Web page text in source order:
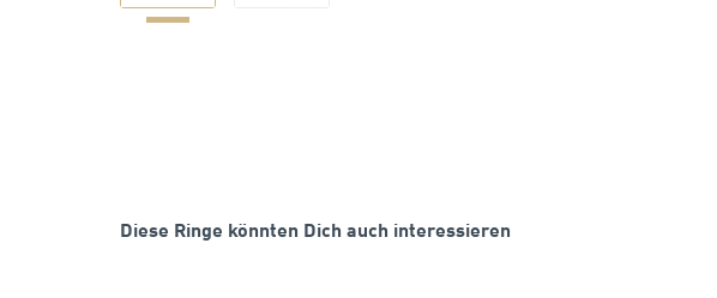
Diese Ringe könnten Dich auch interessieren